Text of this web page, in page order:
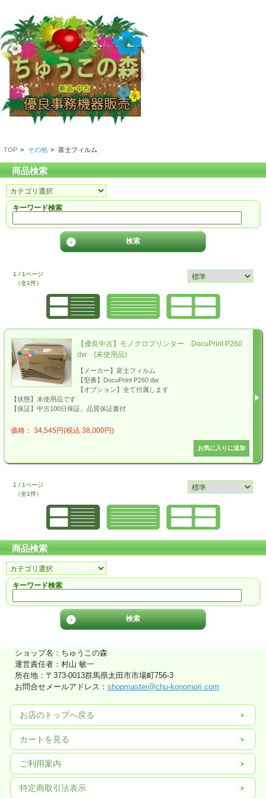
TOP > その他 > 富士フィルム
商品検索
キーワード検索
1 / 1ページ
（全1件）
【優良中古】モノクロプリンター DocuPrint P260
dw (未使用品)
【メーカー】富士フィルム
【型番】DocuPrint P260 dw
【オプション】全て付属します
【状態】未使用品です
【保証】中古100日保証。品質保証書付
価格： 34,545円(税込 38,000円)
1 / 1ページ
（全1件）
商品検索
キーワード検索
ショップ名：ちゅうこの森
運営責任者：村山 敏一
所在地：〒373-0013群馬県太田市市場町756-3
お問合せメールアドレス： shopmaster@chu-konomori.com
お店のトップへ戻る
カートを見る
ご利用案内
特定商取引法表示